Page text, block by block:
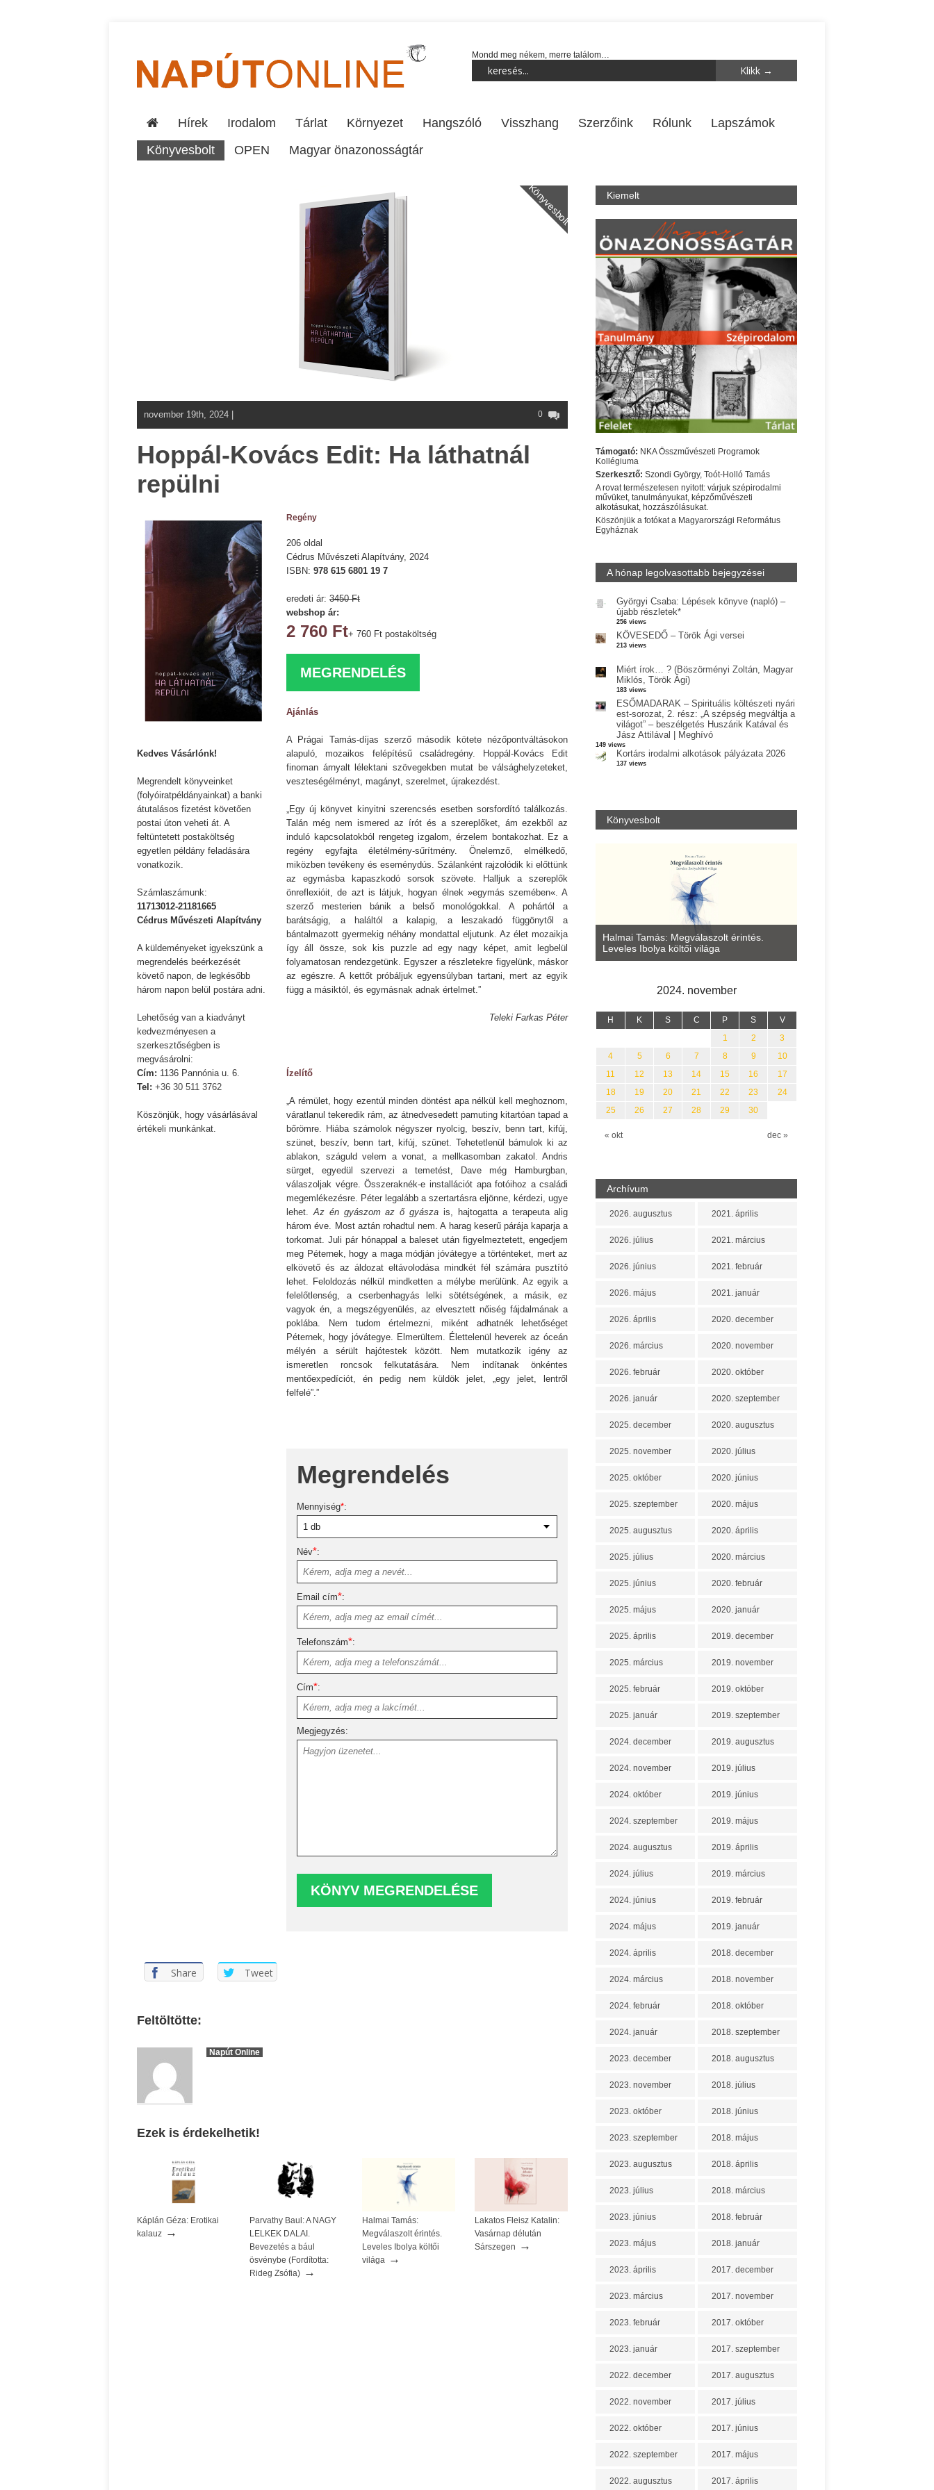
Mondd meg nékem, merre találom…
Hírek Irodalom Tárlat Környezet Hangszóló Visszhang Szerzőink Rólunk
Lapszámok
Könyvesbolt
OPEN Magyar önazonosságtár
Könyvesbolt
november 19th, 2024 | 0
Hoppál-Kovács Edit: Ha láthatnál
repülni
Kedves Vásárlónk!
Megrendelt könyveinket
(folyóiratpéldányainkat) a banki
átutalásos fizetést követően
postai úton veheti át. A
feltüntetett postaköltség
egyetlen példány feladására
vonatkozik.
Számlaszámunk:
11713012-21181665
Cédrus Művészeti Alapítvány
A küldeményeket igyekszünk a
megrendelés beérkezését
követő napon, de legkésőbb
három napon belül postára adni.
Lehetőség van a kiadványt
kedvezményesen a
szerkesztőségben is
megvásárolni:
Cím: 1136 Pannónia u. 6.
Tel: +36 30 511 3762
Köszönjük, hogy vásárlásával
értékeli munkánkat.
Regény
206 oldal
Cédrus Művészeti Alapítvány, 2024
ISBN:978 615 6801 19 7
eredeti ár:3450 Ft
webshop ár:
2 760 Ft+ 760 Ft postaköltség
MEGRENDELÉS
Ajánlás
A Prágai Tamás-díjas szerző második kötete nézőpontváltásokon
alapuló, mozaikos felépítésű családregény. Hoppál-Kovács Edit
finoman árnyalt lélektani szövegekben mutat be válsághelyzeteket,
veszteségélményt, magányt, szerelmet, újrakezdést.
„Egy új könyvet kinyitni szerencsés esetben sorsfordító találkozás.
Talán még nem ismered az írót és a szereplőket, ám ezekből az
induló kapcsolatokból rengeteg izgalom, érzelem bontakozhat. Ez a
regény egyfajta életélmény-sűrítmény. Önelemző, elmélkedő,
miközben tevékeny és eseménydús. Szálanként rajzolódik ki előttünk
az egymásba kapaszkodó sorsok szövete. Halljuk a szereplők
önreflexióit, de azt is látjuk, hogyan élnek »egymás szemében«. A
szerző mesterien bánik a belső monológokkal. A pohártól a
barátságig, a haláltól a kalapig, a leszakadó függönytől a
bántalmazott gyermekig néhány mondattal eljutunk. Az élet mozaikja
így áll össze, sok kis puzzle ad egy nagy képet, amit legbelül
folyamatosan rendezgetünk. Egyszer a részletekre figyelünk, máskor
az egészre. A kettőt próbáljuk egyensúlyban tartani, mert az egyik
függ a másiktól, és egymásnak adnak értelmet.”
Teleki Farkas Péter
Ízelítő
„A rémület, hogy ezentúl minden döntést apa nélkül kell meghoznom,
váratlanul tekeredik rám, az átnedvesedett pamuting kitartóan tapad a
bőrömre. Hiába számolok négyszer nyolcig, beszív, benn tart, kifúj,
szünet, beszív, benn tart, kifúj, szünet. Tehetetlenül bámulok ki az
ablakon, száguld velem a vonat, a mellkasomban zakatol. Andris
sürget, egyedül szervezi a temetést, Dave még Hamburgban,
válaszoljak végre. Összeraknék-e installációt apa fotóihoz a családi
megemlékezésre. Péter legalább a szertartásra eljönne, kérdezi, ugye
lehet.Az én gyászom az ő gyásza is, hajtogatta a terapeuta alig
három éve. Most aztán rohadtul nem. A harag keserű párája kaparja a
torkomat. Juli pár hónappal a baleset után figyelmeztetett, engedjem
meg Péternek, hogy a maga módján jóvátegye a történteket, mert az
elkövető és az áldozat eltávolodása mindkét fél számára pusztító
lehet. Feloldozás nélkül mindketten a mélybe merülünk. Az egyik a
felelőtlenség, a cserbenhagyás lelki sötétségének, a másik, ez
vagyok én, a megszégyenülés, az elvesztett nőiség fájdalmának a
poklába. Nem tudom értelmezni, miként adhatnék lehetőséget
Péternek, hogy jóvátegye. Elmerültem. Élettelenül heverek az óceán
mélyén a sérült hajótestek között. Nem mutatkozik igény az
ismeretlen roncsok felkutatására. Nem indítanak önkéntes
mentőexpedíciót, én pedig nem küldök jelet, „egy jelet, lentről
felfelé”.”
Megrendelés
Mennyiség*:
Név*:
Email cím*:
Telefonszám*:
Cím*:
Megjegyzés:
Share Tweet
Feltöltötte:
Napút Online
Ezek is érdekelhetik!
Káplán Géza: Erotikai
kalauz →
Parvathy Baul: A NAGY
LELKEK DALAI.
Bevezetés a bául
ösvénybe (Fordította:
Rideg Zsófia) →
Halmai Tamás:
Megválaszolt érintés.
Leveles Ibolya költői
világa
→
Lakatos Fleisz Katalin:
Vasárnap délután
Sárszegen
→
Kiemelt
Támogató: NKA Összművészeti Programok
Kollégiuma
Szerkesztő: Szondi György, Toót-Holló Tamás
A rovat természetesen nyitott: várjuk szépirodalmi
művüket, tanulmányukat, képzőművészeti
alkotásukat, hozzászólásukat.
Köszönjük a fotókat a Magyarországi Református
Egyháznak
A hónap legolvasottabb bejegyzései
Györgyi Csaba: Lépések könyve (napló) –
újabb részletek*
256 views
KÖVESEDŐ – Török Ági versei
213 views
Miért írok… ? (Böszörményi Zoltán, Magyar
Miklós, Török Ági)
183 views
ESŐMADARAK – Spirituális költészeti nyári
est-sorozat, 2. rész: „A szépség megváltja a
világot” – beszélgetés Huszárik Katával és
Jász Attilával | Meghívó
149 views
Kortárs irodalmi alkotások pályázata 2026
137 views
Könyvesbolt
Marietta: Szavak a fényből Káplán Géza: Erotikai kalauz
Parvathy Baul: A NAGY LELKEK DALAI.
Bevezetés a bául ösvénybe (Fordította:
Rideg Zsófia)
Halmai Tamás: Megválaszolt érintés.
Leveles Ibolya költői világa
2024. november
H K S C P S V
« okt dec »
1 2
3
4
5 6 7 8 9
10
11
12 13 14 15 16
17
18
19 20 21 22 23
24
25
26 27 28 29 30
Archívum
2026. augusztus
2026. július
2026. június
2026. május
2026. április
2026. március
2026. február
2026. január
2025. december
2025. november
2025. október
2025. szeptember
2025. augusztus
2025. július
2025. június
2025. május
2025. április
2025. március
2025. február
2025. január
2024. december
2024. november
2024. október
2024. szeptember
2024. augusztus
2024. július
2024. június
2024. május
2024. április
2024. március
2024. február
2024. január
2023. december
2023. november
2023. október
2023. szeptember
2023. augusztus
2023. július
2023. június
2023. május
2023. április
2023. március
2023. február
2023. január
2022. december
2022. november
2022. október
2022. szeptember
2022. augusztus
2021. április
2021. március
2021. február
2021. január
2020. december
2020. november
2020. október
2020. szeptember
2020. augusztus
2020. július
2020. június
2020. május
2020. április
2020. március
2020. február
2020. január
2019. december
2019. november
2019. október
2019. szeptember
2019. augusztus
2019. július
2019. június
2019. május
2019. április
2019. március
2019. február
2019. január
2018. december
2018. november
2018. október
2018. szeptember
2018. augusztus
2018. július
2018. június
2018. május
2018. április
2018. március
2018. február
2018. január
2017. december
2017. november
2017. október
2017. szeptember
2017. augusztus
2017. július
2017. június
2017. május
2017. április